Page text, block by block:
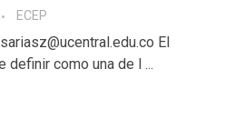
ECEP
El
como una de l ...